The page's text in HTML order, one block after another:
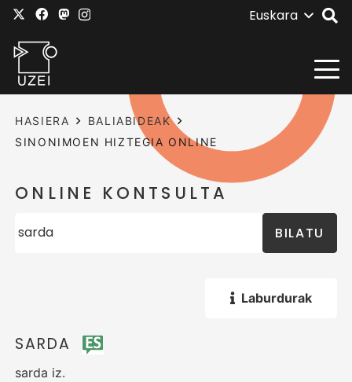
Euskara
HASIERA
BALIABIDEAK
SINONIMOEN HIZTEGIA ONLINE
ONLINE KONTSULTA
BILATU
Laburdurak
SARDA
sarda iz.